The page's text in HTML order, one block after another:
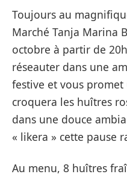
Toujours au
Marché Tanja Marina
octobre à partir de
réseauter dans une
festive et vous
croquera les huîtres
dans une douce
« likera » cette pause
Au menu, 8 huîtres